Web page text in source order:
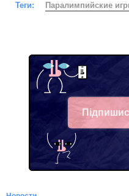
Теги: Паралимпийские
Telegram